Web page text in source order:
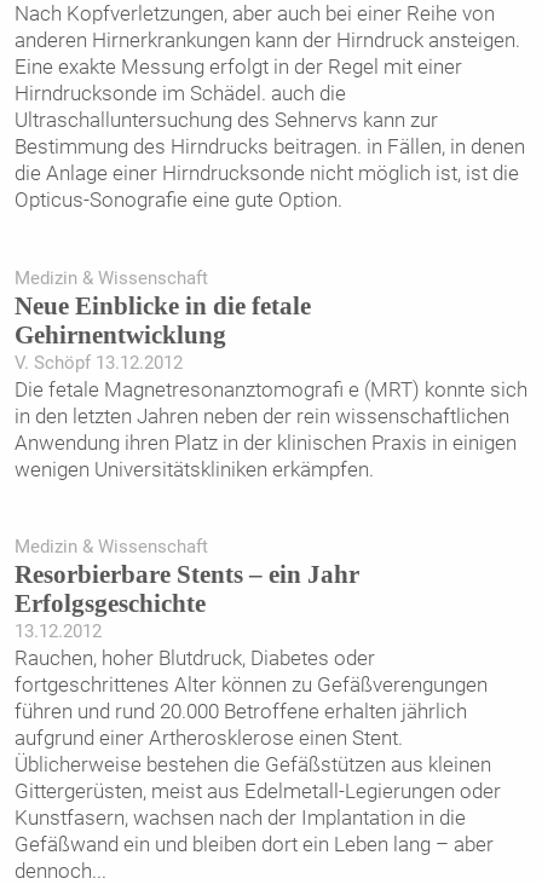
Nach Kopfverletzungen, aber auch bei einer Reihe von
anderen Hirnerkrankungen kann der Hirndruck ansteigen.
Eine exakte Messung erfolgt in der Regel mit einer
Hirndrucksonde im Schädel. auch die
Ultraschalluntersuchung des Sehnervs kann zur
Bestimmung des Hirndrucks beitragen. in Fällen, in denen
die Anlage einer Hirndrucksonde nicht möglich ist, ist die
Opticus-Sonografie eine gute Option.
Medizin & Wissenschaft
Neue Einblicke in die fetale
Gehirnentwicklung
V. Schöpf 13.12.2012
Die fetale Magnetresonanztomografi e (MRT) konnte sich
in den letzten Jahren neben der rein wissenschaftlichen
Anwendung ihren Platz in der klinischen Praxis in einigen
wenigen Universitätskliniken erkämpfen.
Medizin & Wissenschaft
Resorbierbare Stents – ein Jahr
Erfolgsgeschichte
13.12.2012
Rauchen, hoher Blutdruck, Diabetes oder
fortgeschrittenes ­Alter können zu Gefäßverengungen
führen und rund 20.000 Betroffene erhalten jährlich
aufgrund einer Artherosklerose einen Stent.
Üblicherweise bestehen die Gefäßstützen aus kleinen
Gittergerüsten, meist aus Edelmetall-Legierungen oder
Kunstfasern, wachsen nach der Implantation in die
Gefäßwand ein und bleiben dort ein Leben lang – aber
dennoch...